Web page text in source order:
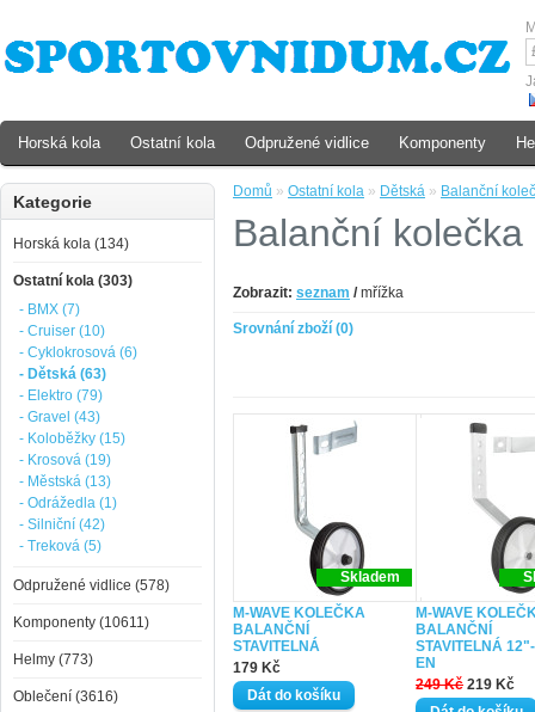
Domů » Ostatní kola » Dětská » Balanční
Balanční kolečka
Zobrazit: seznam /mřížka
Srovnání zboží (0)
Skladem
M-WAVE KOLEČKA
BALANČNÍ
STAVITELNÁ
179 Kč
M-WAVE
BALANČNÍ
STAVITELNÁ
EN
249 Kč 219 Kč
Kategorie
Horská kola (134)
Ostatní kola (303)
- BMX (7)
- Cruiser (10)
- Cyklokrosová (6)
- Dětská (63)
- Elektro (79)
- Gravel (43)
- Koloběžky (15)
- Krosová (19)
- Městská (13)
- Odrážedla (1)
- Silniční (42)
- Treková (5)
Odpružené vidlice (578)
Komponenty (10611)
Helmy (773)
Oblečení (3616)
Horská kola Ostatní kola Odpružené vidlice Komponenty